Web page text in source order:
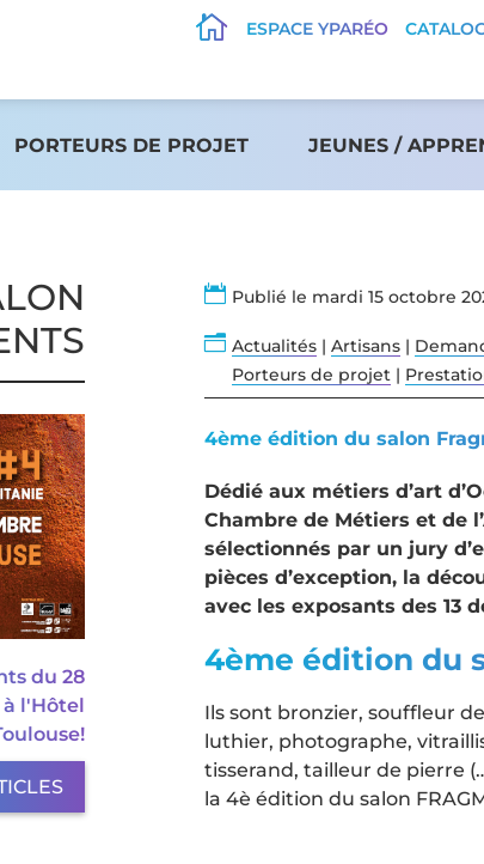
 ESPACE YPARÉO
PORTEURS DE PROJET JEUNES /
du 28
à l'Hôtel
 Publié le mardi 15 octobre
n Actualités | Artisans |
Porteurs de projet |
4ème édition du salon
Dédié aux métiers d’art
Chambre de Métiers et de
sélectionnés par un jury
pièces d’exception, la
avec les exposants des 13
4ème édition du
Ils sont bronzier, souffleur
luthier, photographe,
tisserand, tailleur de pierre
la 4è édition du salon